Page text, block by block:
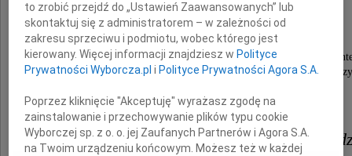
Znany wrocławski urolog,
członek założyciel Klubu Rotary Wrocław.
Był wspaniałym, życzliwym człowiekiem, zawsze gotowym
innym. Pogodny, uśmiechnięty, dowcipny, wielki miłośnik
Taki pozostanie w naszej pamięci.
Żonie - Grażynie oraz córkom z
to zrobić przejdź do „Ustawień Zaawansowanych” lub
skontaktuj się z administratorem – w zależności od
zakresu sprzeciwu i podmiotu, wobec którego jest
kierowany. Więcej informacji znajdziesz w Polityce
Prywatności Wyborcza.pl i Polityce Prywatności Agora S.A.
Poprzez kliknięcie "Akceptuję" wyrażasz zgodę na
zainstalowanie i przechowywanie plików typu cookie
Wyborczej sp. z o. o. jej Zaufanych Partnerów i Agora S.A.
na Twoim urządzeniu końcowym. Możesz też w każdej